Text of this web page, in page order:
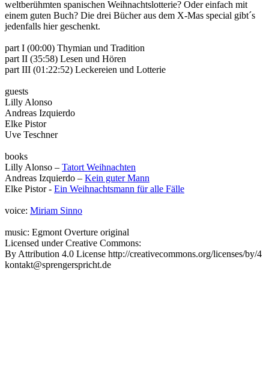
weltberühmten spanischen Weihnachtslotterie? Oder einfach mit
einem guten Buch? Die drei Bücher aus dem X-Mas special gibt´s
jedenfalls hier geschenkt.
part I (00:00) Thymian und Tradition
part II (35:58) Lesen und Hören
part III (01:22:52) Leckereien und Lotterie
guests
Lilly Alonso
Andreas Izquierdo
Elke Pistor
Uve Teschner
books
Lilly Alonso – Tatort Weihnachten
Andreas Izquierdo – Kein guter Mann
Elke Pistor - Ein Weihnachtsmann für alle Fälle
voice: Miriam Sinno
music: Egmont Overture original
Licensed under Creative Commons:
By Attribution 4.0 License http://creativecommons.org/licenses/by/4
kontakt@sprengerspricht.de